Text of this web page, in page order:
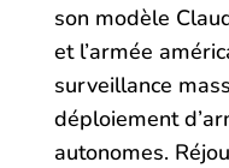
son modèle
et l’armée
surveillance
déploiement
autonomes.